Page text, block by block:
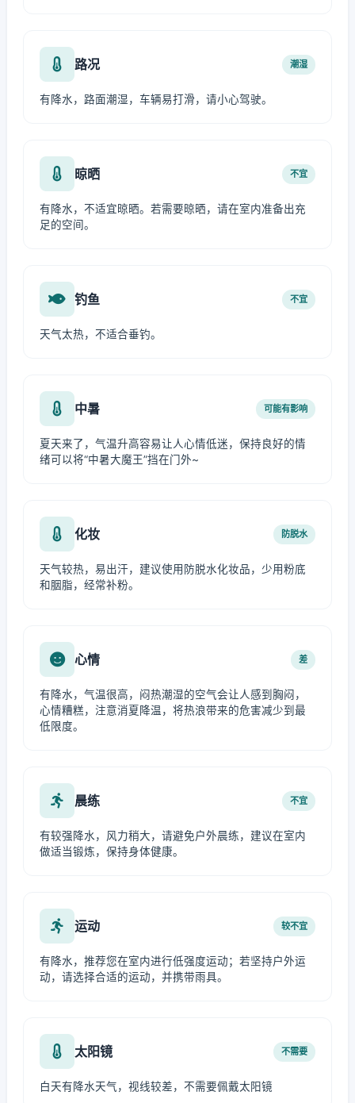
路况 潮湿
有降水，路面潮湿，车辆易打滑，请小心驾驶。
晾晒 不宜
有降水，不适宜晾晒。若需要晾晒，请在室内准备出充
足的空间。
钓鱼 不宜
天气太热，不适合垂钓。
中暑 可能有影响
夏天来了，气温升高容易让人心情低迷，保持良好的情
绪可以将“中暑大魔王”挡在门外~
化妆 防脱水
天气较热，易出汗，建议使用防脱水化妆品，少用粉底
和胭脂，经常补粉。
心情 差
有降水，气温很高，闷热潮湿的空气会让人感到胸闷，
心情糟糕，注意消夏降温，将热浪带来的危害减少到最
低限度。
晨练 不宜
有较强降水，风力稍大，请避免户外晨练，建议在室内
做适当锻炼，保持身体健康。
运动 较不宜
有降水，推荐您在室内进行低强度运动；若坚持户外运
动，请选择合适的运动，并携带雨具。
太阳镜 不需要
白天有降水天气，视线较差，不需要佩戴太阳镜